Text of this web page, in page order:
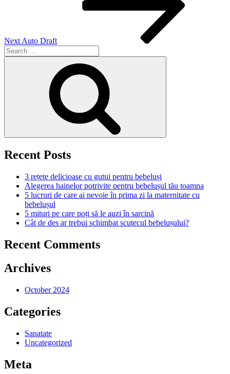
Next Auto Draft
Search
for:
Search
Recent Posts
3 rețete delicioase cu gutui pentru bebeluși
Alegerea hainelor potrivite pentru bebelușul tău toamna
5 lucruri de care ai nevoie în prima zi la maternitate cu
bebelușul
5 mituri pe care poți să le auzi în sarcină
Cât de des ar trebui schimbat scutecul bebelușului?
Recent Comments
Archives
October 2024
Categories
Sanatate
Uncategorized
Meta